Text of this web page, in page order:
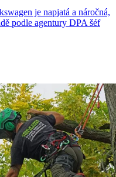
je napjatá a náročná,
podle agentury DPA šéf